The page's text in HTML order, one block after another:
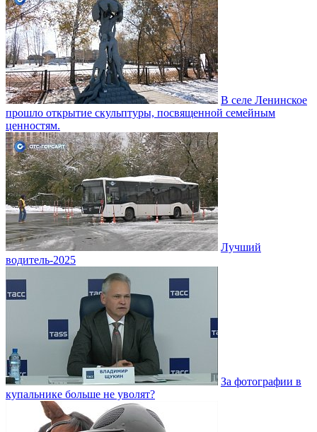
В селе Ленинское
прошло открытие скульптуры, посвященной семейным
ценностям.
Лучший
водитель-2025
За фотографии в
купальнике больше не уволят?